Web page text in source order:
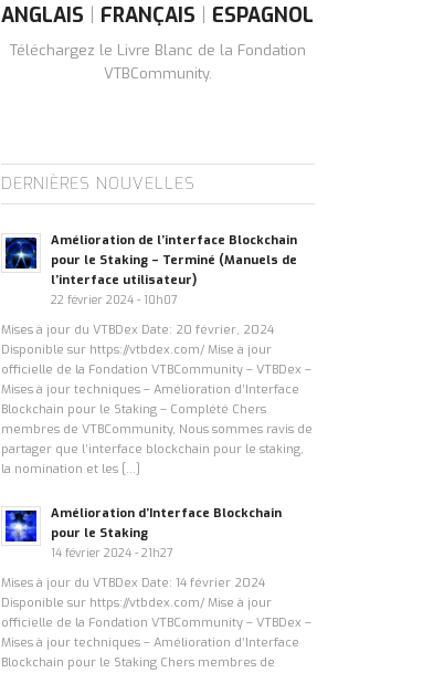
ANGLAIS | FRANÇAIS | ESPAGNOL
Téléchargez le Livre Blanc de la Fondation
VTBCommunity.
DERNIÈRES NOUVELLES
Amélioration de l’interface Blockchain
pour le Staking – Terminé (Manuels de
l’interface utilisateur)
22 février 2024 - 10h07
Mises à jour du VTBDex Date: 20 février, 2024
Disponible sur https://vtbdex.com/ Mise à jour
officielle de la Fondation VTBCommunity – VTBDex –
Mises à jour techniques – Amélioration d’Interface
Blockchain pour le Staking – Complété Chers
membres de VTBCommunity, Nous sommes ravis de
partager que l’interface blockchain pour le staking,
la nomination et les […]
Amélioration d’Interface Blockchain
pour le Staking
14 février 2024 - 21h27
Mises à jour du VTBDex Date: 14 février 2024
Disponible sur https://vtbdex.com/ Mise à jour
officielle de la Fondation VTBCommunity – VTBDex –
Mises à jour techniques – Amélioration d’Interface
Blockchain pour le Staking Chers membres de